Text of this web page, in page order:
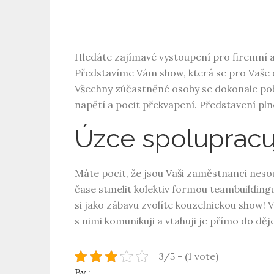
Hledáte zajímavé vystoupení pro firemní
Představíme Vám show, která se pro
Všechny zúčastněné osoby se dokonale
napětí a pocit překvapení. Představení
Úzce
Máte pocit, že jsou Vaši zaměstnanci
čase stmelit kolektiv formou
si jako zábavu zvolíte kouzelnickou
s nimi komunikuji a vtahuji je přímo do
3/5 - (1 vote)